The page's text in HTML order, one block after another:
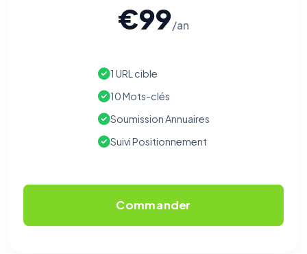
€99/an
1 URL cible
10 Mots-clés
Soumission Annuaires
Suivi Positionnement
Commander